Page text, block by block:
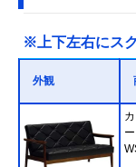
※上下左右にス
外観